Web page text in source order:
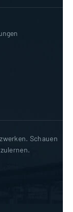
Schauen